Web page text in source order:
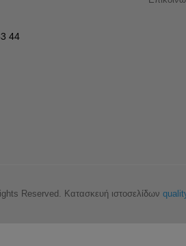
44
Reserved. Κατασκευή ιστοσελίδων